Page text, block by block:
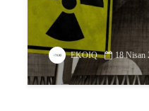
EKOIQ 18 Nisan